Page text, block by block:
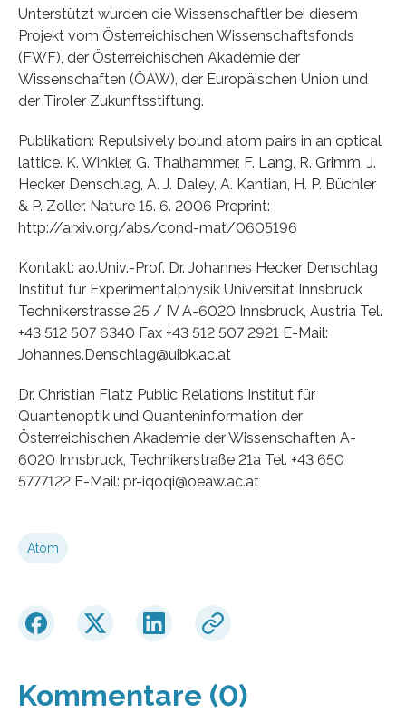
Unterstützt wurden die Wissenschaftler bei diesem
Projekt vom Österreichischen Wissenschaftsfonds
(FWF), der Österreichischen Akademie der
Wissenschaften (ÖAW), der Europäischen Union und
der Tiroler Zukunftsstiftung.
Publikation: Repulsively bound atom pairs in an optical
lattice. K. Winkler, G. Thalhammer, F. Lang, R. Grimm, J.
Hecker Denschlag, A. J. Daley, A. Kantian, H. P. Büchler
& P. Zoller. Nature 15. 6. 2006 Preprint:
http://arxiv.org/abs/cond-mat/0605196
Kontakt: ao.Univ.-Prof. Dr. Johannes Hecker Denschlag
Institut für Experimentalphysik Universität Innsbruck
Technikerstrasse 25 / IV A-6020 Innsbruck, Austria Tel.
+43 512 507 6340 Fax +43 512 507 2921 E-Mail:
Johannes.Denschlag@uibk.ac.at
Dr. Christian Flatz Public Relations Institut für
Quantenoptik und Quanteninformation der
Österreichischen Akademie der Wissenschaften A-
6020 Innsbruck, Technikerstraße 21a Tel. +43 650
5777122 E-Mail: pr-iqoqi@oeaw.ac.at
Atom
Kommentare (0)